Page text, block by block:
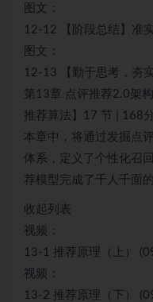
图文：
12-12 【阶段总结】准
图文：
12-13 【勤于思考，夯
第13章 点评推荐2.0架
推荐算法】17 节 | 168
本章中，将通过发掘点
体系，定义了个性化召
荐模型完成了千人千面
收起列表
视频：
13-1 推荐原理（上）
视频：
13-2 推荐原理（下）